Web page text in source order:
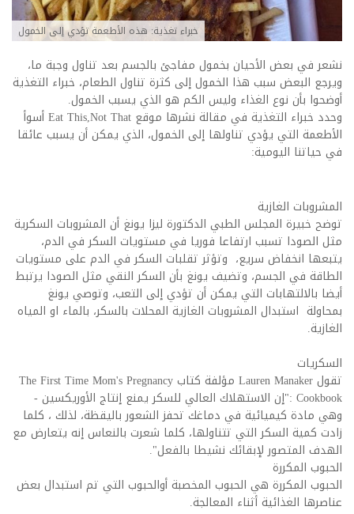
خبراء تغذية: هذه الأطعمة تؤدي إلى الخمول
نشعر في بعض الأحيان بخمول مفاجئ بالجسم بعد تناول وجبة ما،
ويرجع البعض سبب هذا الخمول إلى كثرة تناول الطعام، خبراء التغذية
أوضحوا بأن نوع الغذاء وليس الكم هو الذي يسبب الخمول.
وحدد خبراء التغذية في مقالة نشرها موقع Eat This,Not That أسوأ
الأطعمة التي يؤدي تناولها إلى الخمول، الذي يمكن أن يسبب عائقا
في حياتنا اليومية:
المشروبات الغازية
توضح خبيرة المجلس الطبي الدكتورة ليزا يونغ أن المشروبات السكرية
مثل الصودا تسبب ارتفاعا فوريا في مستويات السكر في الدم،
يتبعها انخفاض سريع، وتؤثر تقلبات السكر في الدم على مستويات
الطاقة في الجسم، وتضيف يونغ بأن السكر النقي مثل الصودا يرتبط
أيضا بالالتهابات التي يمكن أن تؤدي إلى التعب، وتوصي يونغ
بمحاولة استبدال المشروبات الغازية المحلات بالسكر، بالماء او المياه
الغازية.
السكريات
تقول Lauren Manaker مؤلفة كتاب The First Time Mom's Pregnancy
Cookbook :"إن الاستهلاك العالي للسكر يمنع إنتاج الأوريكسين -
وهي مادة كيميائية في دماغك تحفز الشعور باليقظة، لذلك ، كلما
زادت كمية السكر التي تتناولها، كلما شعرت بالنعاس إنه يتعارض مع
الهدف المتصور لإبقائك نشيطا بالفعل".
الحبوب المكررة
الحبوب المكررة هي الحبوب المخصبة أوالحبوب التي تم استبدال بعض
عناصرها الغذائية أثناء المعالجة.